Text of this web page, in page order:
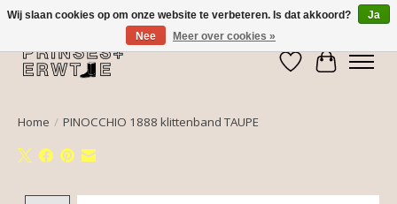
Verlanglijst
Home / PINOCCHIO 1888 klittenband TAUPE
Wij slaan cookies op om onze website te verbeteren. Is dat akkoord?
Ja
Nee
Meer over cookies »